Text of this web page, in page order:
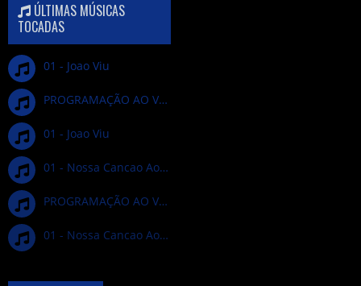
ÚLTIMAS MÚSICAS
TOCADAS
01 - Joao Viu
PROGRAMAÇÃO AO VIVO
01 - Joao Viu
01 - Nossa Cancao Ao Vivo
PROGRAMAÇÃO AO VIVO
01 - Nossa Cancao Ao Vivo